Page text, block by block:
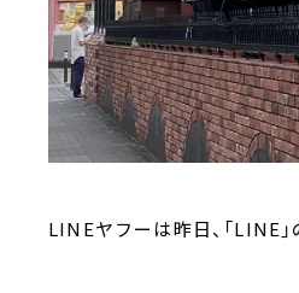
LINEヤフーは昨日、「LINE